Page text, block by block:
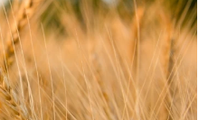
09-08-2026
θωρηκτά του Τραμπ που
και ο λογαριασμός –